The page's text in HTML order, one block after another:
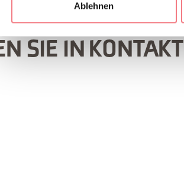
Ablehnen
SIE IN KONTAKT